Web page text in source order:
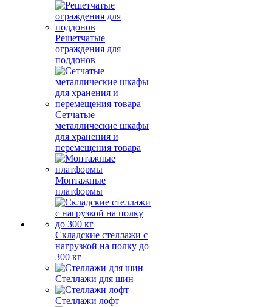
Решетчатые
ограждения для
поддонов
Сетчатые
металлические шкафы
для хранения и
перемещения товара
Монтажные
платформы
Складские стеллажи с
нагрузкой на полку до
300 кг
Стеллажи для шин
Стеллажи лофт